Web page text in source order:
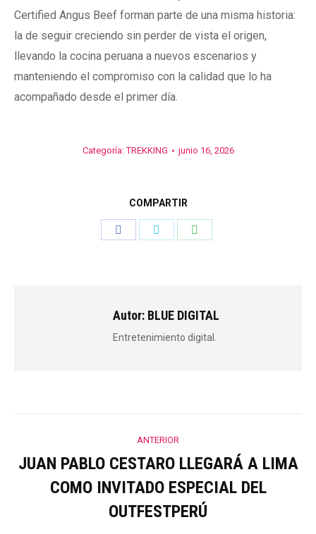
Certified Angus Beef forman parte de una misma historia:
la de seguir creciendo sin perder de vista el origen,
llevando la cocina peruana a nuevos escenarios y
manteniendo el compromiso con la calidad que lo ha
acompañado desde el primer día.
Categoría:TREKKING junio 16, 2026
COMPARTIR
Autor: BLUE DIGITAL
Entretenimiento digital.
Navegación
entre
publicaciones
ANTERIOR
Publicación
anterior:
JUAN PABLO CESTARO LLEGARÁ A LIMA
COMO INVITADO ESPECIAL DEL
OUTFESTPERÚ